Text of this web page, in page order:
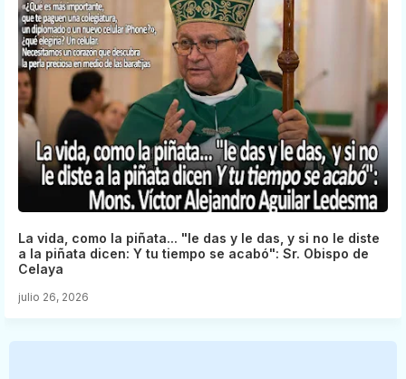
La vida, como la piñata... "le das y le das, y si no le diste
a la piñata dicen: Y tu tiempo se acabó": Sr. Obispo de
Celaya
julio 26, 2026